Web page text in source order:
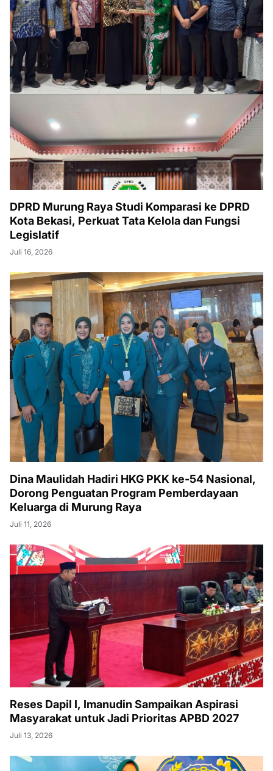
DPRD Murung Raya Studi Komparasi ke DPRD
Kota Bekasi, Perkuat Tata Kelola dan Fungsi
Legislatif
Juli 16, 2026
Dina Maulidah Hadiri HKG PKK ke-54 Nasional,
Dorong Penguatan Program Pemberdayaan
Keluarga di Murung Raya
Juli 11, 2026
Reses Dapil I, Imanudin Sampaikan Aspirasi
Masyarakat untuk Jadi Prioritas APBD 2027
Juli 13, 2026